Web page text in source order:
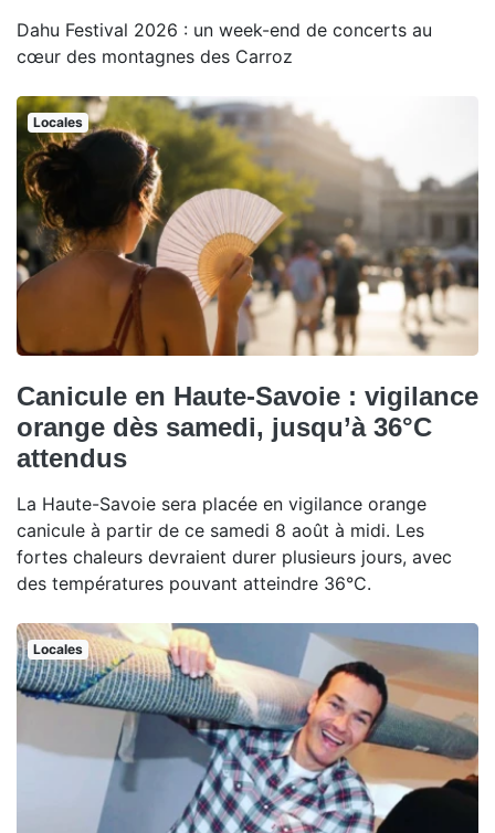
Dahu Festival 2026 : un week-end de concerts au
cœur des montagnes des Carroz
Locales
Canicule en Haute-Savoie : vigilance
orange dès samedi, jusqu’à 36°C
attendus
La Haute-Savoie sera placée en vigilance orange
canicule à partir de ce samedi 8 août à midi. Les
fortes chaleurs devraient durer plusieurs jours, avec
des températures pouvant atteindre 36°C.
Locales